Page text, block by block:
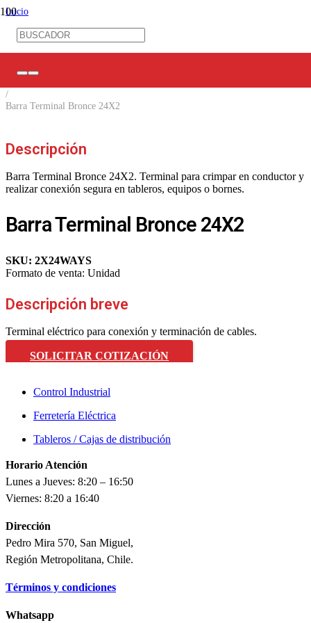
Inicio
Control Industrial
/
Barra Terminal Bronce 24X2
Descripción
Barra Terminal Bronce 24X2. Terminal para crimpar en conductor y
realizar conexión segura en tableros, equipos o bornes.
Barra Terminal Bronce 24X2
SKU: 2X24WAYS
Formato de venta: Unidad
Descripción breve
Terminal eléctrico para conexión y terminación de cables.
SOLICITAR COTIZACIÓN
Control Industrial
Ferretería Eléctrica
Tableros / Cajas de distribución
Horario Atención
Lunes a Jueves: 8:20 – 16:50
Viernes: 8:20 a 16:40
Dirección
Pedro Mira 570, San Miguel,
Región Metropolitana, Chile.
Términos y condiciones
Whatsapp